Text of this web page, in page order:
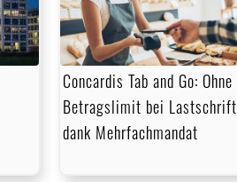
Concardis Tab and Go: Ohne
Betragslimit bei Lastschrift
dank Mehrfachmandat